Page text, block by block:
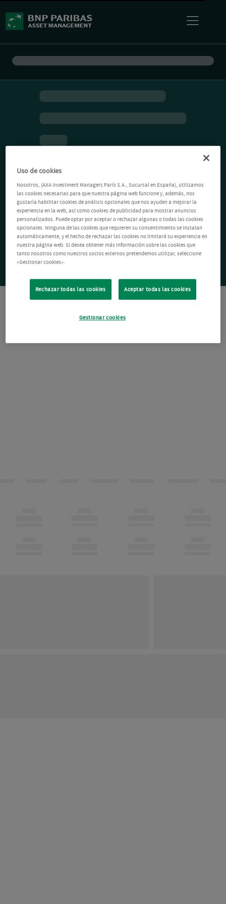
Uso de cookies
Nosotros, (AXA Investment Managers París S.A., Sucursal en España), utilizamos
las cookies necesarias para que nuestra página web funcione y, además, nos
gustaría habilitar cookies de análisis opcionales que nos ayuden a mejorar la
experiencia en la web, así como cookies de publicidad para mostrar anuncios
personalizados. Puede optar por aceptar o rechazar algunas o todas las cookies
opcionales. Ninguna de las cookies que requieren su consentimiento se instalan
automáticamente, y el hecho de rechazar las cookies no limitará su experiencia en
nuestra página web. Si desea obtener más información sobre las cookies que
tanto nosotros como nuestros socios externos pretendemos utilizar, seleccione
«Gestionar cookies».
Rechazar todas las cookies Aceptar todas las cookies
Gestionar cookies